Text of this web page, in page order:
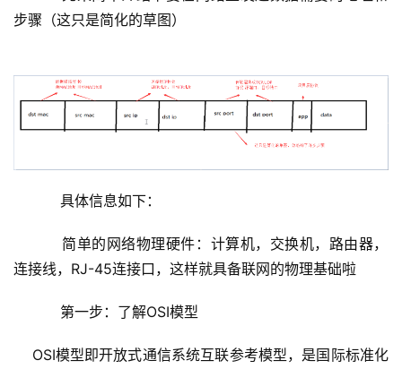
步骤（这只是简化的草图）
    具体信息如下：
简单的网络物理硬件：计算机，交换机，路由器，
连接线， RJ-45连接口，这样就具备联网的物理基础啦
第一步：了解OSI模型